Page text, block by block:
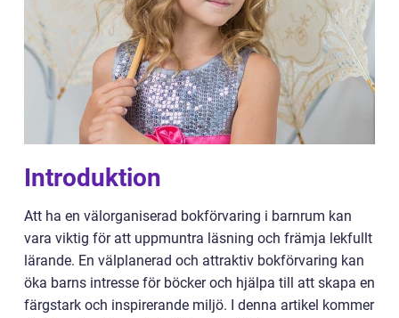
Introduktion
Att ha en välorganiserad bokförvaring i barnrum kan
vara viktig för att uppmuntra läsning och främja lekfullt
lärande. En välplanerad och attraktiv bokförvaring kan
öka barns intresse för böcker och hjälpa till att skapa en
färgstark och inspirerande miljö. I denna artikel kommer